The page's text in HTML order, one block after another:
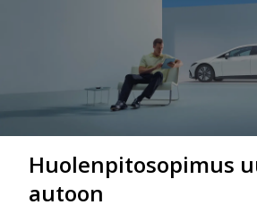
Huolenpitosopimus
autoon